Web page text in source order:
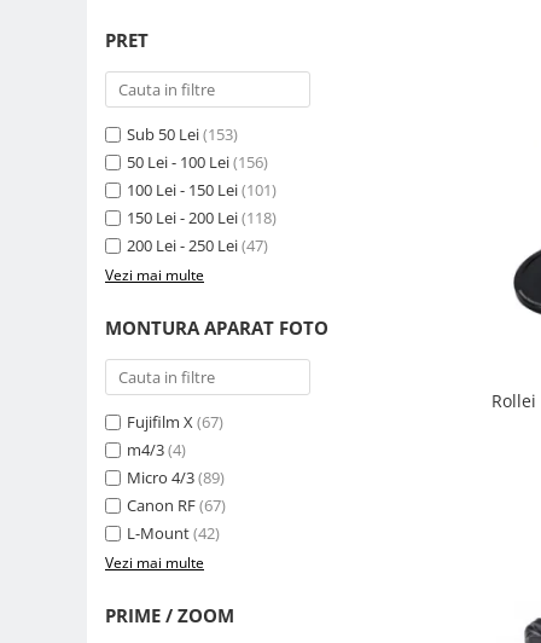
Inele reductii obiective
Curatare si intretinere
Blitz-uri TTL - Dedicate
Compatibil Sony
Blitz-uri circulare (Macro)
Adaptoare stativ port umbrela si
Comander TTL
Cabluri TTL
Cabluri si Patine Sincron
Alimentare auxiliara blitz
Protectie patina apa, ploaie
Bounce-uri, Softbox-uri
Ring-Flash Adaptor
Huse protectie blitz extern
PRET
Sub 50 Lei(153)
50 Lei - 100 Lei(156)
100 Lei - 150 Lei(101)
150 Lei - 200 Lei(118)
200 Lei - 250 Lei(47)
Vezi mai multe
MONTURA APARAT FOTO
Fujifilm X(67)
m4/3(4)
Micro 4/3(89)
Canon RF(67)
L-Mount(42)
Vezi mai multe
PRIME / ZOOM
Rollei